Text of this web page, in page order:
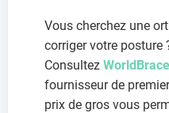
Vous cherchez une
corriger votre posture
Consultez WorldBrace
fournisseur de
prix de gros vous